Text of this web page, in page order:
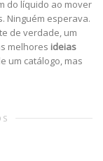
do líquido ao mover
Ninguém esperava.
de verdade, um
melhores ideias
um catálogo, mas